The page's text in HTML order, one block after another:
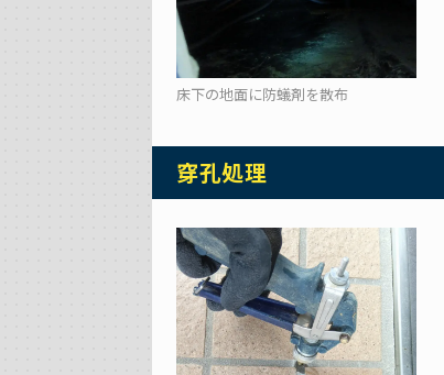
床下の地面に防蟻剤を散布
穿孔処理